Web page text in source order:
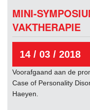
MINI-
VAKTHERAPIE
14 / 03 / 2018
Voorafgaand aan de
Case of Personality
Haeyen.